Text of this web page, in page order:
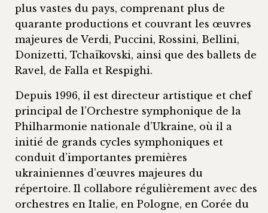
plus vastes du pays, comprenant plus de
quarante productions et couvrant les œuvres
majeures de Verdi, Puccini, Rossini, Bellini,
Donizetti, Tchaïkovski, ainsi que des ballets de
Ravel, de Falla et Respighi.
Depuis 1996, il est directeur artistique et chef
principal de l’Orchestre symphonique de la
Philharmonie nationale d’Ukraine, où il a
initié de grands cycles symphoniques et
conduit d’importantes premières
ukrainiennes d’œuvres majeures du
répertoire. Il collabore régulièrement avec des
orchestres en Italie, en Pologne, en Corée du